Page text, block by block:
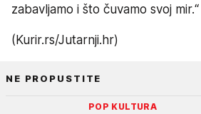
zabavljamo i što čuvamo svoj mir.“
(Kurir.rs/Jutarnji.hr)
NE PROPUSTITE
POP KULTURA